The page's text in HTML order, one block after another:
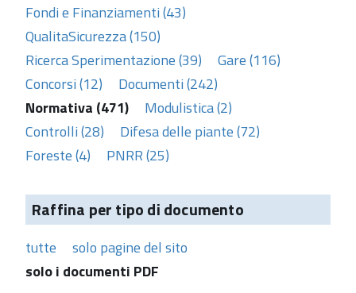
Fondi e Finanziamenti (43)
QualitaSicurezza (150)
Ricerca Sperimentazione (39)
Gare (116)
Concorsi (12)
Documenti (242)
Normativa (471)
Modulistica (2)
Controlli (28)
Difesa delle piante (72)
Foreste (4)
PNRR (25)
Raffina per tipo di documento
tutte
solo pagine del sito
solo i documenti PDF